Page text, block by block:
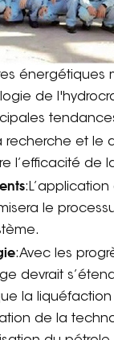
de
recherche et le
l’efficacité de
le
:Avec les
devrait
la
de la